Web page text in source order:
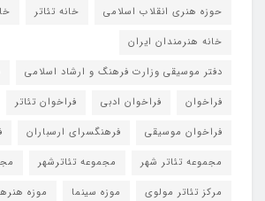
حوزه هنری انقلاب اسلامی
خانه تئاتر
خانه هنرمندان ایران
دفتر موسیقی وزارت فرهنگ و ارشاد اسلامی
فراخوان
فراخوان ادبی فراخوان تئاتر
فراخوان موسیقی
فرهنگسرای ارسباران
مجموعه تئاتر شهر
مجموعه تئاترشهر
مرکز تئاتر مولوی
موزه سینما
موزه